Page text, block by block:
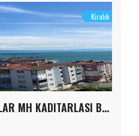
Kiralık
KDZ EREĞLİ SÜLEYMANLAR MH KADITARLASI BÖLGESİNDE 3+1 DENİZ MANZARALI DUBLEKS KİRALIK DAİRE